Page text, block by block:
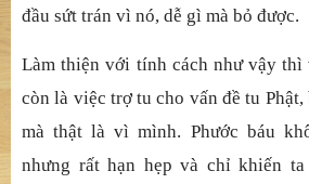
đầu sứt trán vì nó, dễ gì mà bỏ được.
Làm thiện với tính cách như vậy thì
còn là việc trợ tu cho vấn đề tu
mà thật là vì mình. Phước báu
nhưng rất hạn hẹp và chỉ khiến